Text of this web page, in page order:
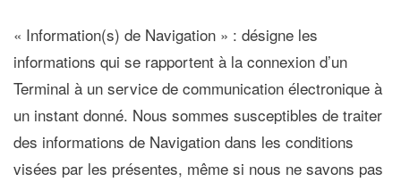
« Information(s) de Navigation » : désigne les
informations qui se rapportent à la connexion d’un
Terminal à un service de communication électronique à
un instant donné. Nous sommes susceptibles de traiter
des informations de Navigation dans les conditions
visées par les présentes, même si nous ne savons pas